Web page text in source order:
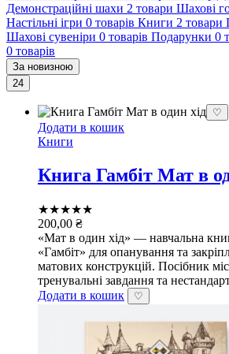
Демонстраційні шахи 2 товари Шахові
Настільні ігри 0 товарів Книги 2 товари
Шахові сувеніри 0 товарів Подарунки 0
0 товарів
За новизною
24
♡
Додати в кошик
Книги
Книга Гамбіт Мат в
★★★★★
200,00 ₴
«Мат в один хід» — навчальна
«Гамбіт» для опанування та
матових конструкцій. Посібник
тренувальні завдання та
Додати в кошик
♡